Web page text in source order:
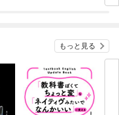
もっと見る